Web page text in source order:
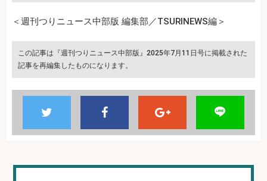
＜週刊つりニュース中部版 編集部／TSURINEWS編＞
この記事は『週刊つりニュース中部版』2025年7月11日号に掲載された
記事を再編集したものになります。